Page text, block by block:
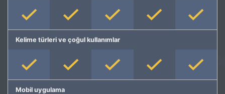
Kelime türleri ve çoğul kullanımlar
Mobil uygulama